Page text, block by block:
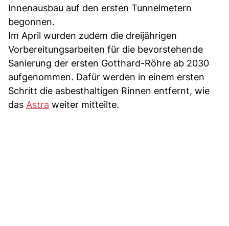
Innenausbau auf den ersten Tunnelmetern
begonnen.
Im April wurden zudem die dreijährigen
Vorbereitungsarbeiten für die bevorstehende
Sanierung der ersten Gotthard-Röhre ab 2030
aufgenommen. Dafür werden in einem ersten
Schritt die asbesthaltigen Rinnen entfernt, wie
das Astra weiter mitteilte.